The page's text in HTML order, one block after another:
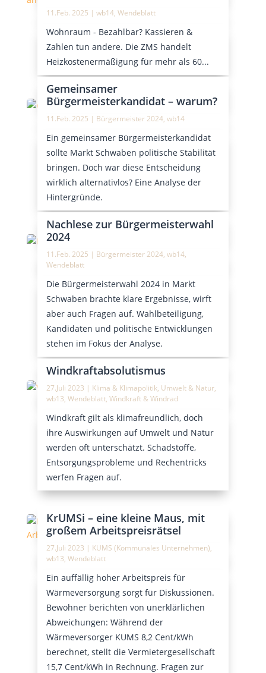
11.Feb. 2025 | wb14, Wendeblatt
Wohnraum - Bezahlbar? Kassieren &
Zahlen tun andere. Die ZMS handelt
Heizkostenermäßigung für mehr als 60...
Gemeinsamer
Bürgermeisterkandidat – warum?
11.Feb. 2025 | Bürgermeister 2024, wb14
Ein gemeinsamer Bürgermeisterkandidat
sollte Markt Schwaben politische Stabilität
bringen. Doch war diese Entscheidung
wirklich alternativlos? Eine Analyse der
Hintergründe.
Nachlese zur Bürgermeisterwahl
2024
11.Feb. 2025 | Bürgermeister 2024, wb14,
Wendeblatt
Die Bürgermeisterwahl 2024 in Markt
Schwaben brachte klare Ergebnisse, wirft
aber auch Fragen auf. Wahlbeteiligung,
Kandidaten und politische Entwicklungen
stehen im Fokus der Analyse.
Windkraftabsolutismus
27.Juli 2023 | Klima & Klimapolitik, Umwelt & Natur,
wb13, Wendeblatt, Windkraft & Windrad
Windkraft gilt als klimafreundlich, doch
ihre Auswirkungen auf Umwelt und Natur
werden oft unterschätzt. Schadstoffe,
Entsorgungsprobleme und Rechentricks
werfen Fragen auf.
KrUMSi – eine kleine Maus, mit
großem Arbeitspreisrätsel
27.Juli 2023 | KUMS (Kommunales Unternehmen),
wb13, Wendeblatt
Ein auffällig hoher Arbeitspreis für
Wärmeversorgung sorgt für Diskussionen.
Bewohner berichten von unerklärlichen
Abweichungen: Während der
Wärmeversorger KUMS 8,2 Cent/kWh
berechnet, stellt die Vermietergesellschaft
15,7 Cent/kWh in Rechnung. Fragen zur